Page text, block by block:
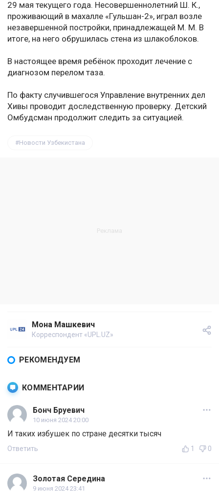
29 мая текущего года. Несовершеннолетний Ш. К.,
проживающий в махалле «Гульшан-2», играл возле
незавершенной постройки, принадлежащей М. М. В
итоге, на него обрушилась стена из шлакоблоков.
В настоящее время ребёнок проходит лечение с
диагнозом перелом таза.
По факту случившегося Управление внутренних дел
Хивы проводит доследственную проверку. Детский
Омбудсман продолжит следить за ситуацией.
Новости Узбекистана
Мона Машкевич
Корреспондент «UPL.UZ»
РЕКОМЕНДУЕМ
КОММЕНТАРИИ
Бонч Бруевич
10 июня 2024 20:00
И таких избушек по стране десятки тысяч
Ответить 1 0
Золотая Середина
9 июня 2024 23:41